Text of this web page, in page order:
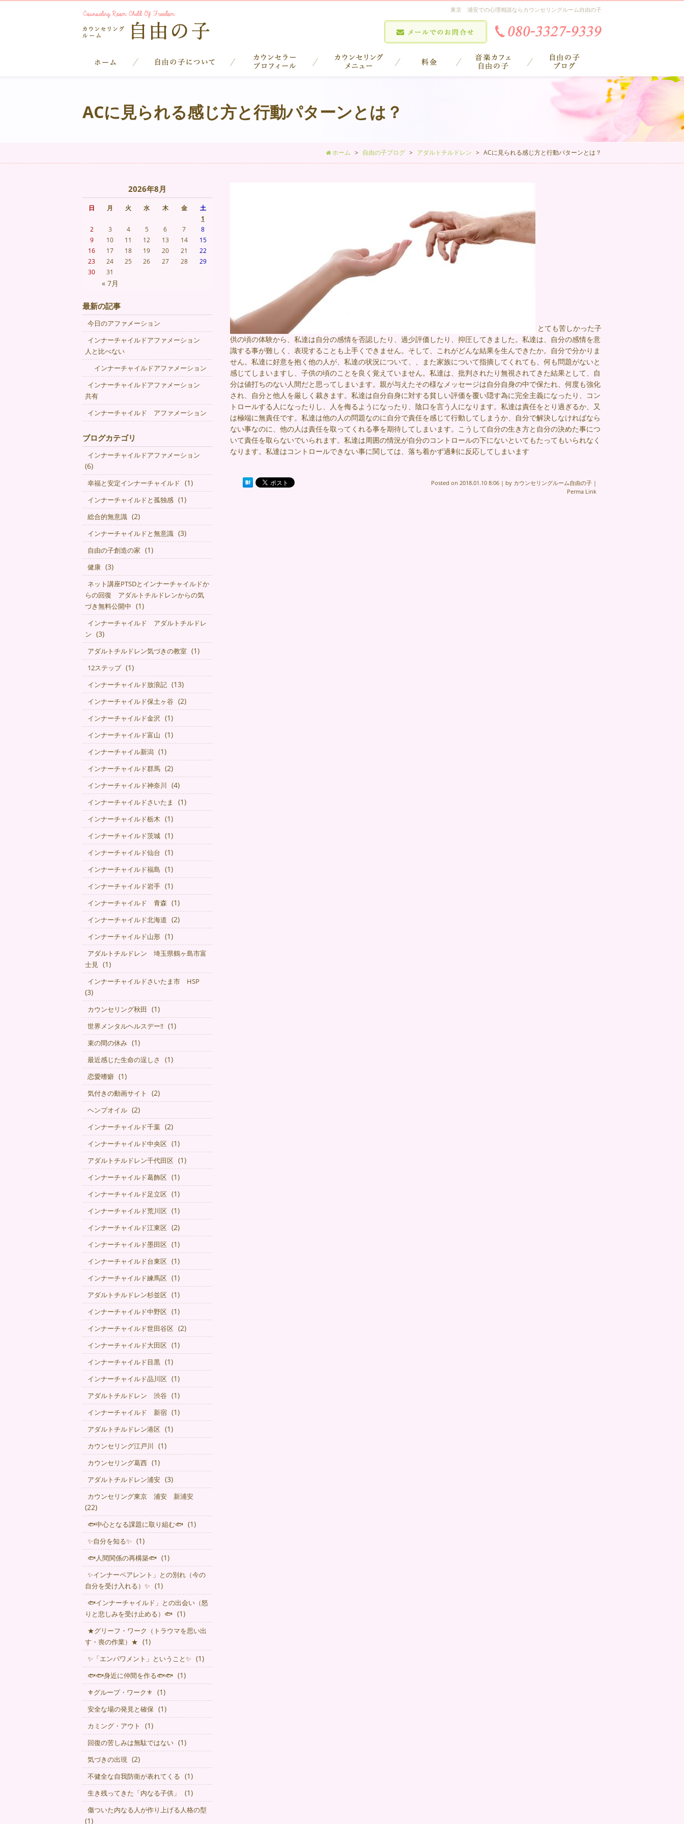
東京 浦安での心理相談ならカウンセリングルーム自由の子
ACに見られる感じ方と行動パターンとは？
ホーム 自由の子ブログ アダルトチルドレン ACに見られる感じ方と行動パターンとは？
とても苦しかった子
供の頃の体験から、私達は自分の感情を否認したり、過少評価したり、抑圧してきました。私達は、自分の感情を意
識する事が難しく、表現することも上手くできません。そして、これがどんな結果を生んできたか。自分で分かりま
せん。私達に好意を抱く他の人が、私達の状況について、、また家族について指摘してくれても、何も問題がないと
感じてしまいますし、子供の頃のことを良く覚えていません。私達は、批判されたり無視されてきた結果として、自
分は値打ちのない人間だと思ってしまいます。親が与えたその様なメッセージは自分自身の中で保たれ、何度も強化
され、自分と他人を厳しく裁きます。私達は自分自身に対する貧しい評価を覆い隠す為に完全主義になったり、コン
トロールする人になったりし、人を侮るようになったり、陰口を言う人になります。私達は責任をとり過ぎるか、又
は極端に無責任です。私達は他の人の問題なのに自分で責任を感じて行動してしまうか、自分で解決しなければなら
ない事なのに、他の人は責任を取ってくれる事を期待してしまいます。こうして自分の生き方と自分の決めた事につ
いて責任を取らないでいられます。私達は周囲の情況が自分のコントロールの下にないといてもたってもいられなく
なります。私達はコントロールできない事に関しては、落ち着かず過剰に反応してしまいます
Posted on 2018.01.10 8:06 | by カウンセリングルーム自由の子 |
Perma Link
2026年8月
日 月 火 水 木 金 土
« 7月
1
2
3 4 5 6 7
8
9
10 11 12 13 14
15
16
17 18 19 20 21
22
23
24 25 26 27 28
29
30
31
最新の記事
今日のアファメーション
インナーチャイルドアファメーション
人と比べない
インナーチャイルドアファメーション
インナーチャイルドアファメーション
共有
インナーチャイルド アファメーション
ブログカテゴリ
インナーチャイルドアファメーション
(6)
幸福と安定インナーチャイルド (1)
インナーチャイルドと孤独感 (1)
総合的無意識 (2)
インナーチャイルドと無意識 (3)
自由の子創造の家 (1)
健康 (3)
ネット講座PTSDとインナーチャイルドか
らの回復 アダルトチルドレンからの気
づき無料公開中 (1)
インナーチャイルド アダルトチルドレ
ン (3)
アダルトチルドレン気づきの教室 (1)
12ステップ (1)
インナーチャイルド放浪記 (13)
インナーチャイルド保土ヶ谷 (2)
インナーチャイルド金沢 (1)
インナーチャイルド富山 (1)
インナーチャイル新潟 (1)
インナーチャイルド群馬 (2)
インナーチャイルド神奈川 (4)
インナーチャイルドさいたま (1)
インナーチャイルド栃木 (1)
インナーチャイルド茨城 (1)
インナーチャイルド仙台 (1)
インナーチャイルド福島 (1)
インナーチャイルド岩手 (1)
インナーチャイルド 青森 (1)
インナーチャイルド北海道 (2)
インナーチャイルド山形 (1)
アダルトチルドレン 埼玉県鶴ヶ島市富
士見 (1)
インナーチャイルドさいたま市 HSP
(3)
カウンセリング秋田 (1)
世界メンタルヘルスデー‼️ (1)
束の間の休み (1)
最近感じた生命の逞しさ (1)
恋愛嗜癖 (1)
気付きの動画サイト (2)
ヘンプオイル (2)
インナーチャイルド千葉 (2)
インナーチャイルド中央区 (1)
アダルトチルドレン千代田区 (1)
インナーチャイルド葛飾区 (1)
インナーチャイルド足立区 (1)
インナーチャイルド荒川区 (1)
インナーチャイルド江東区 (2)
インナーチャイルド墨田区 (1)
インナーチャイルド台東区 (1)
インナーチャイルド練馬区 (1)
アダルトチルドレン杉並区 (1)
インナーチャイルド中野区 (1)
インナーチャイルド世田谷区 (2)
インナーチャイルド大田区 (1)
インナーチャイルド目黒 (1)
インナーチャイルド品川区 (1)
アダルトチルドレン 渋谷 (1)
インナーチャイルド 新宿 (1)
アダルトチルドレン港区 (1)
カウンセリング江戸川 (1)
カウンセリング葛西 (1)
アダルトチルドレン浦安 (3)
カウンセリング東京 浦安 新浦安
(22)
🐟中心となる課題に取り組む🐟 (1)
✨自分を知る✨ (1)
🐟人間関係の再構築🐟 (1)
✨インナーペアレント」との別れ（今の
自分を受け入れる）✨ (1)
🐟インナーチャイルド」との出会い（怒
りと悲しみを受け止める）🐟 (1)
★グリーフ・ワーク（トラウマを思い出
す・喪の作業）★ (1)
✨「エンパワメント」ということ✨ (1)
🐟🐟身近に仲間を作る🐟🐟 (1)
⚜グループ・ワーク⚜ (1)
安全な場の発見と確保 (1)
カミング・アウト (1)
回復の苦しみは無駄ではない (1)
気づきの出現 (2)
不健全な自我防衛が表れてくる (1)
生き残ってきた「内なる子供」 (1)
傷ついた内なる人が作り上げる人格の型
(1)